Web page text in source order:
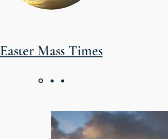
Easter Mass Times